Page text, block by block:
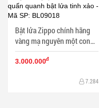
Bật lửa Zippo chính hãng
vàng mạ nguyên một con
rồng quấn quanh bật lửa
tinh xảo
3.000.000đ
7.284